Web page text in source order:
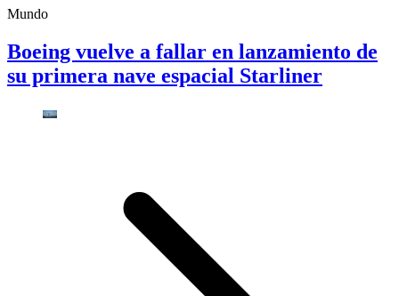
Mundo
Boeing vuelve a fallar en lanzamiento de
su primera nave espacial Starliner